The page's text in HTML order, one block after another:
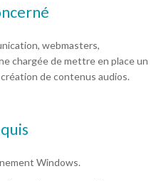
webmasters,
chargée de mettre en place un
de contenus audios.
Windows.